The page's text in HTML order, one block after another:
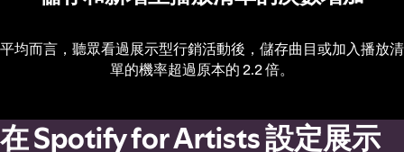
平均而言，聽眾看過展示型行銷活動後，儲存曲目或加入播放清
單的機率超過原本的 2.2 倍。
在 Spotify for Artists 設定展示